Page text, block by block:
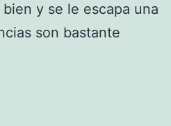
y se le escapa una
son bastante